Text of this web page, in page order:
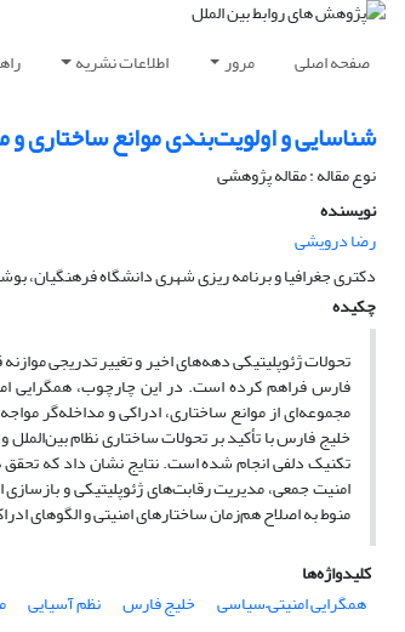
صفحه اصلی مرور اطلاعات نشریه
شناسایی و اولویت‌بندی موانع ساختاری
نوع مقاله : مقاله پژوهشی
نویسنده
رضا درویشی
دکتری جغرافیا و برنامه ریزی شهری دانشگاه فرهنگیان،
چکیده
تحولات ژئوپلیتیکی دهه‌های اخیر و تغییر تدریجی
فارس فراهم کرده است. در این چارچوب، همگرایی
مجموعه‌ای از موانع ساختاری، ادراکی و مداخله‌گر
خلیج فارس با تأکید بر تحولات ساختاری نظام
تکنیک دلفی انجام شده است. نتایج نشان داد که تحقق
امنیت جمعی، مدیریت رقابت‌های ژئوپلیتیکی و
منوط به اصلاح هم‌زمان ساختارهای امنیتی و الگوهای
کلیدواژه‌ها
همگرایی امنیتی–سیاسی
خلیج فارس نظم آسیایی